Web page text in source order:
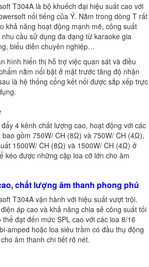
T304A là bộ khuếch đại hiệu suất cao với
nổi tiếng của Ý. Nằm trong dòng T rất
khả năng hoạt động mạnh mẽ, công suất
cầu sử dụng đa dạng từ karaoke gia
biểu diễn chuyên nghiệp…
hình hiển thị hỗ trợ việc quan sát và điều
nằm nổi bật ở mặt trước tăng độ nhận
là hệ thống cổng kết nối được sắp xếp trực
4 kênh chất lượng cao, hoạt động với các
gồm 750W/ CH (8Ω) và 750W/ CH (4Ω),
1500W/ CH (8Ω) và 1500W/ CH (4Ω) ở
kéo được những cặp loa cỡ lớn cho âm
chất lượng âm thanh phong phú
T304A vận hành với hiệu suất vượt trội.
áp cao và khả năng chia sẻ công suất tối
đạt đến mức SPL cao với các loa 8/16
amped hoặc loa siêu trầm có đầu thụ động
âm thanh chi tiết rõ nét.